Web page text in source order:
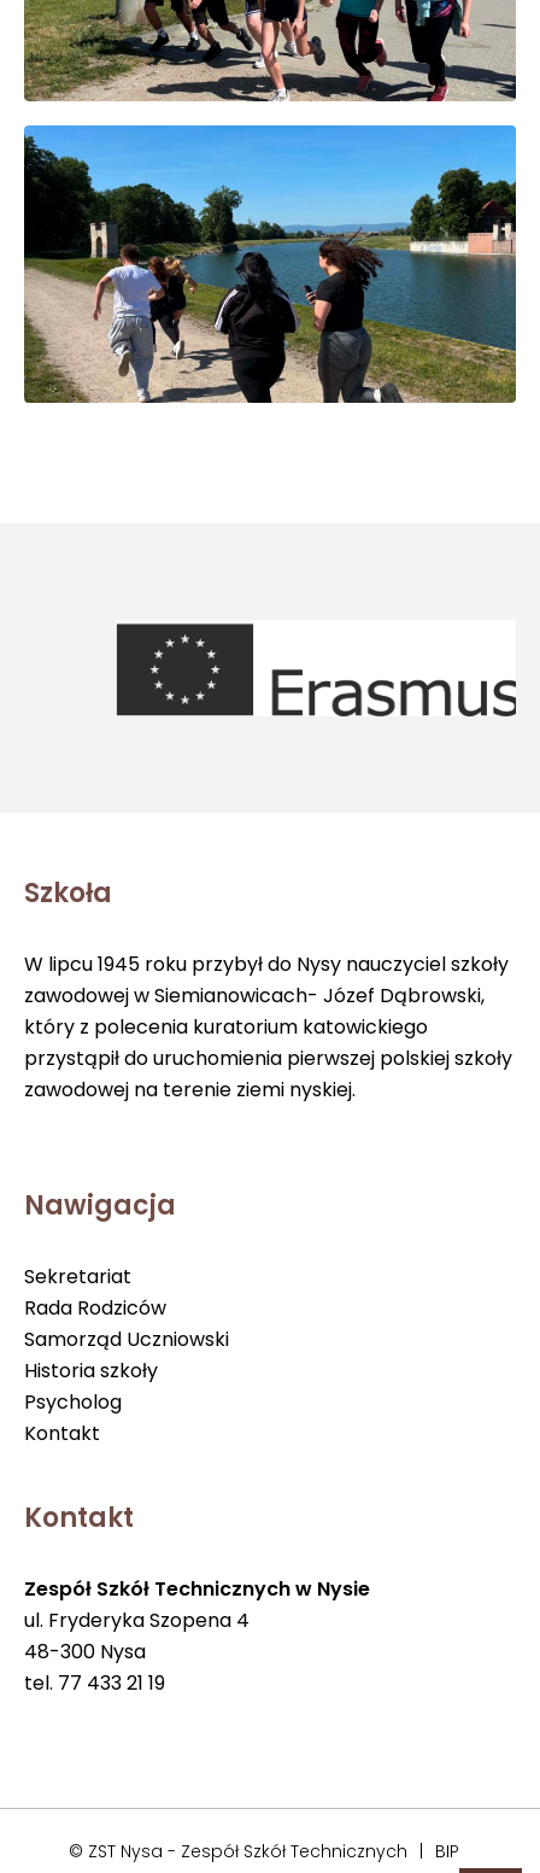
Szkoła
W lipcu 1945 roku przybył do Nysy nauczyciel szkoły
zawodowej w Siemianowicach- Józef Dąbrowski,
który z polecenia kuratorium katowickiego
przystąpił do uruchomienia pierwszej polskiej szkoły
zawodowej na terenie ziemi nyskiej.
Nawigacja
Sekretariat
Rada Rodziców
Samorząd Uczniowski
Historia szkoły
Psycholog
Kontakt
Kontakt
Zespół Szkół Technicznych w Nysie
ul. Fryderyka Szopena 4
48-300 Nysa
tel. 77 433 21 19
© ZST Nysa - Zespół Szkół Technicznych BIP